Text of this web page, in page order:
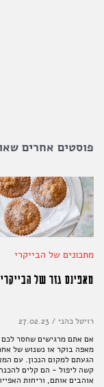
פוסטים אחרים
מתכונים של הבייקרי
מאפינס גזר של הבייקרי
רויטל כהני /
27.02.23
אם אתם מרגישים שחסר לכם
מאפה בוקר או נשנוש של
הגעתם למקום הנכון. עם
קשה ליפול - הם קלים
אוהבים אותם, וריחות